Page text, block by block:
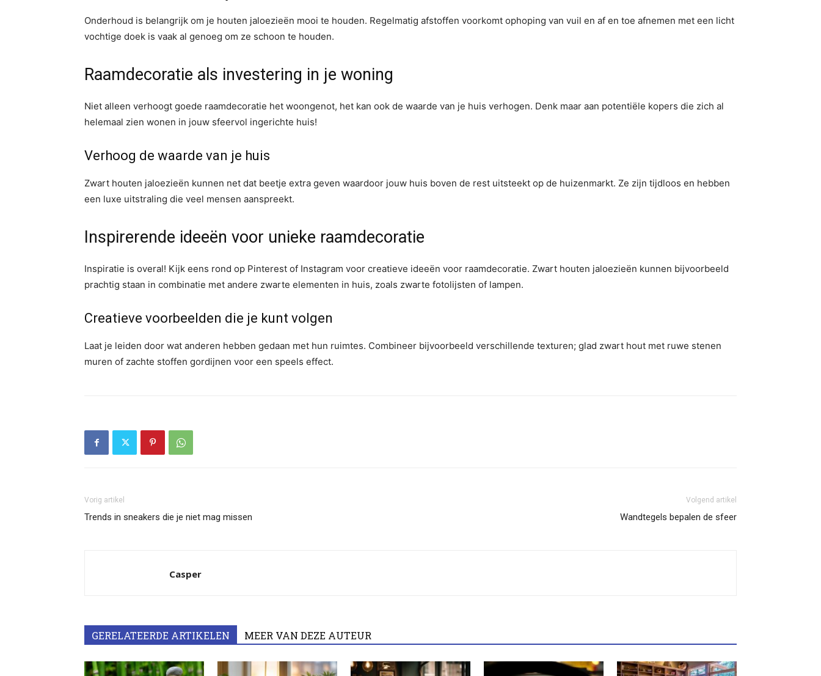
Onderhoud is belangrijk om je houten jaloezieën mooi te houden. Regelmatig afstoffen voorkomt ophoping van vuil en af en toe afnemen met een licht
vochtige doek is vaak al genoeg om ze schoon te houden.
Raamdecoratie als investering in je woning
Niet alleen verhoogt goede raamdecoratie het woongenot, het kan ook de waarde van je huis verhogen. Denk maar aan potentiële kopers die zich al
helemaal zien wonen in jouw sfeervol ingerichte huis!
Verhoog de waarde van je huis
Zwart houten jaloezieën kunnen net dat beetje extra geven waardoor jouw huis boven de rest uitsteekt op de huizenmarkt. Ze zijn tijdloos en hebben
een luxe uitstraling die veel mensen aanspreekt.
Inspirerende ideeën voor unieke raamdecoratie
Inspiratie is overal! Kijk eens rond op Pinterest of Instagram voor creatieve ideeën voor raamdecoratie. Zwart houten jaloezieën kunnen bijvoorbeeld
prachtig staan in combinatie met andere zwarte elementen in huis, zoals zwarte fotolijsten of lampen.
Creatieve voorbeelden die je kunt volgen
Laat je leiden door wat anderen hebben gedaan met hun ruimtes. Combineer bijvoorbeeld verschillende texturen; glad zwart hout met ruwe stenen
muren of zachte stoffen gordijnen voor een speels effect.
Vorig artikel
Trends in sneakers die je niet mag missen
Volgend artikel
Wandtegels bepalen de sfeer
Casper
GERELATEERDE ARTIKELEN MEER VAN DEZE AUTEUR